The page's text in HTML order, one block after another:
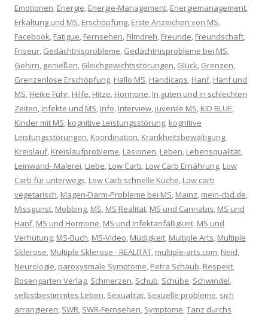
Emotionen, Energie, Energie-Management, Energiemanagement,
Erkältung und MS, Erschöpfung, Erste Anzeichen von MS,
Facebook, Fatigue, Fernsehen, Filmdreh, Freunde, Freundschaft,
Friseur, Gedächtnisprobleme, Gedächtnisprobleme bei MS,
Gehirn, genießen, Gleichgewichtsstörungen, Glück, Grenzen,
Grenzenlose Erschöpfung, Hallo MS, Handicaps, Hanf, Hanf und
MS, Heike Führ, Hilfe, Hitze, Hormone, In guten und in schlechten
Zeiten, Infekte und MS, Info, Interview, juvenile MS, KID BLUE,
Kinder mit MS, kognitive Leistungsstörung, kognitive
Leistungsstörungen, Koordination, Krankheitsbewältigung,
Kreislauf, Kreislaufprobleme, Läsionen, Leben, Lebensqualität,
Leinwand- Malerei, Liebe, Low Carb, Low Carb Ernährung, Low
Carb für unterwegs, Low Carb schnelle Küche, Low carb
vegetarisch, Magen-Darm-Probleme bei MS, Mainz, mein-cbd.de,
Missgunst, Mobbing, MS, MS Realität, MS und Cannabis, MS und
Hanf, MS und Hormone, MS und Infektanfälligkeit, MS und
Verhütung, MS-Buch, MS-Video, Müdigkeit, Multiple Arts, Multiple
Sklerose, Multiple Sklerose - REALITÄT, multiple-arts.com, Neid,
Neurologie, paroxysmale Symptome, Petra Schaub, Respekt,
Rosengarten Verlag, Schmerzen, Schub, Schübe, Schwindel,
selbstbestimmtes Leben, Sexualität, Sexuelle probleme, sich
arrangieren, SWR, SWR-Fernsehen, Symptome,Tanz durchs